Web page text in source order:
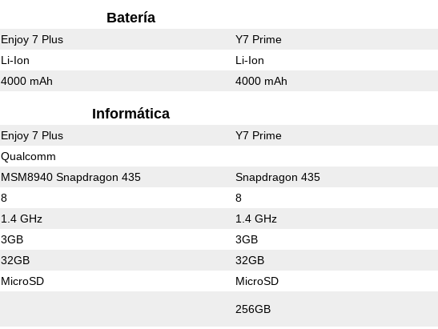
Batería
Enjoy 7 Plus Y7 Prime
Li-Ion Li-Ion
4000 mAh 4000 mAh
Informática
Enjoy 7 Plus Y7 Prime
Qualcomm
MSM8940 Snapdragon 435 Snapdragon 435
8 8
1.4 GHz 1.4 GHz
3GB 3GB
32GB 32GB
MicroSD MicroSD
256GB